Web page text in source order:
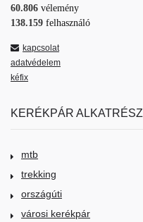
60.806 vélemény
138.159 felhasználó
kapcsolat
adatvédelem
kéfix
KERÉKPÁR ALKATRÉSZ
mtb
trekking
országúti
városi kerékpár